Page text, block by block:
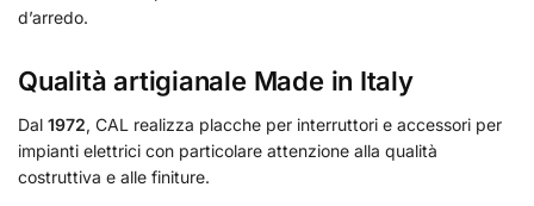
d’arredo.
Qualità artigianale Made in Italy
Dal 1972, CAL realizza placche per interruttori e accessori per
impianti elettrici con particolare attenzione alla qualità
costruttiva e alle finiture.